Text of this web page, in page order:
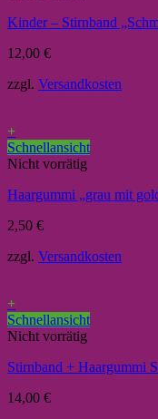
Kinder – Stirnband
12,00 €
zzgl. Versandkosten
+
Schnellansicht
Nicht vorrätig
Haargummi „grau mit
2,50 €
zzgl. Versandkosten
+
Schnellansicht
Nicht vorrätig
Stirnband + Haargummi
14,00 €